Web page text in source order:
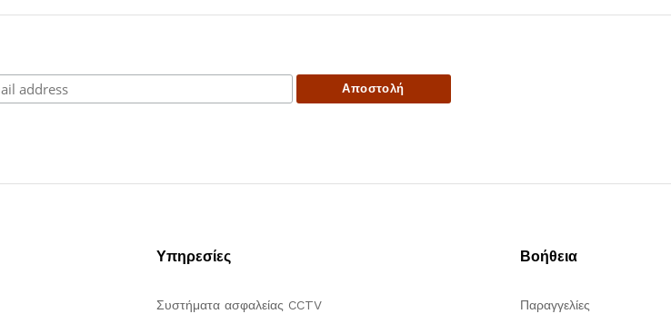
Υπηρεσίες
Συστήματα ασφαλείας CCTV
Βοήθεια
Παραγγελίες